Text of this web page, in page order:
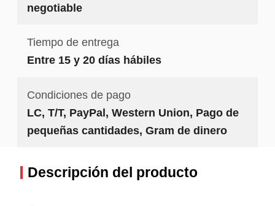
negotiable
Tiempo de entrega
Entre 15 y 20 días hábiles
Condiciones de pago
LC, T/T, PayPal, Western Union, Pago de
pequeñas cantidades, Gram de dinero
Descripción del producto